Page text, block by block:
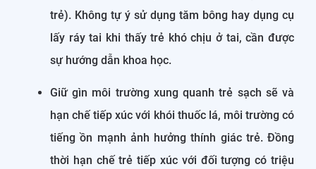
trẻ). Không tự ý sử dụng tăm bông hay dụng cụ
lấy ráy tai khi thấy trẻ khó chịu ở tai, cần được
sự hướng dẫn khoa học.
Giữ gìn môi trường xung quanh trẻ sạch sẽ và
hạn chế tiếp xúc với khói thuốc lá, môi trường có
tiếng ồn mạnh ảnh hưởng thính giác trẻ. Đồng
thời hạn chế trẻ tiếp xúc với đối tượng có triệu